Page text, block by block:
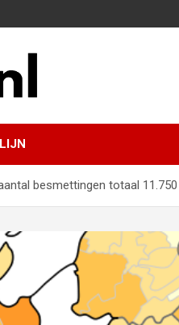
besmettingen totaal 11.750